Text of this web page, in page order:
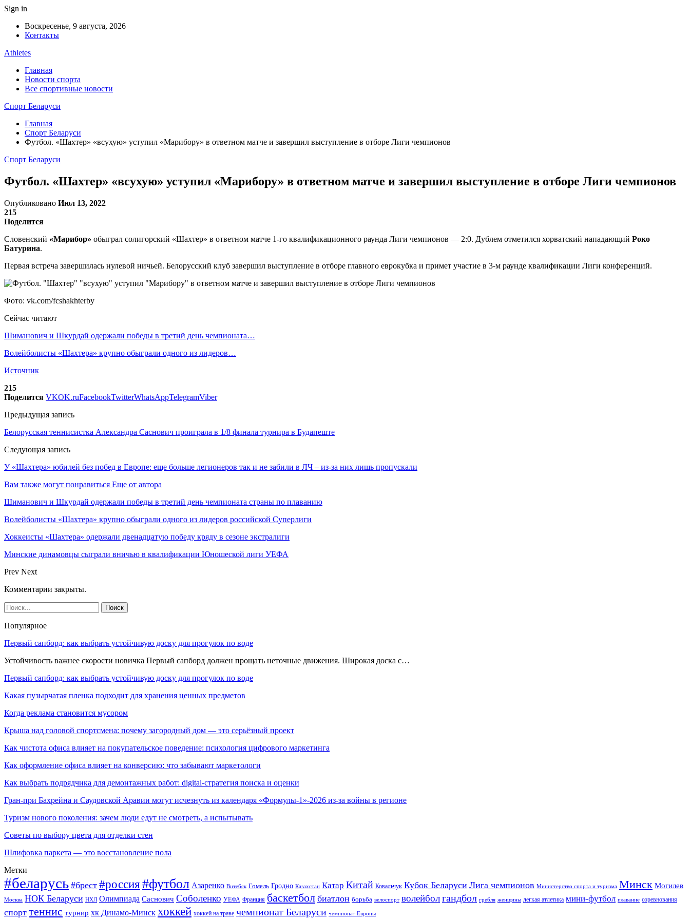
Sign in
Воскресенье, 9 августа, 2026
Контакты
Athletes
Главная
Новости спорта
Все спортивные новости
Спорт Беларуси
Главная
Спорт Беларуси
Футбол. «Шахтер» «всухую» уступил «Марибору» в ответном матче и завершил выступление в отборе Лиги чемпионов
Спорт Беларуси
Футбол. «Шахтер» «всухую» уступил «Марибору» в ответном матче и завершил выступление в отборе Лиги чемпионов
Опубликовано Июл 13, 2022
215
Поделится
Словенский «Марибор» обыграл солигорский «Шахтер» в ответном матче 1-го квалификационного раунда Лиги чемпионов — 2:0. Дублем отметился хорватский нападающий Роко
Батурина.
Первая встреча завершилась нулевой ничьей. Белорусский клуб завершил выступление в отборе главного еврокубка и примет участие в 3-м раунде квалификации Лиги конференций.
Фото: vk.com/fcshakhterby
Сейчас читают
Шиманович и Шкурдай одержали победы в третий день чемпионата…
Волейболисты «Шахтера» крупно обыграли одного из лидеров…
Источник
215
Поделится VKOK.ruFacebookTwitterWhatsAppTelegramViber
Предыдущая запись
Белорусская теннисистка Александра Саснович проиграла в 1/8 финала турнира в Будапеште
Следующая запись
У «Шахтера» юбилей без побед в Европе: еще больше легионеров так и не забили в ЛЧ – из-за них лишь пропускали
Вам также могут понравиться Еще от автора
Шиманович и Шкурдай одержали победы в третий день чемпионата страны по плаванию
Волейболисты «Шахтера» крупно обыграли одного из лидеров российской Суперлиги
Хоккеисты «Шахтера» одержали двенадцатую победу кряду в сезоне экстралиги
Минские динамовцы сыграли вничью в квалификации Юношеской лиги УЕФА
Prev Next
Комментарии закрыты.
Популярное
Первый сапборд: как выбрать устойчивую доску для прогулок по воде
Устойчивость важнее скорости новичка Первый сапборд должен прощать неточные движения. Широкая доска с…
Первый сапборд: как выбрать устойчивую доску для прогулок по воде
Какая пузырчатая пленка подходит для хранения ценных предметов
Когда реклама становится мусором
Крыша над головой спортсмена: почему загородный дом — это серьёзный проект
Как чистота офиса влияет на покупательское поведение: психология цифрового маркетинга
Как оформление офиса влияет на конверсию: что забывают маркетологи
Как выбрать подрядчика для демонтажных работ: digital-стратегия поиска и оценки
Гран-при Бахрейна и Саудовской Аравии могут исчезнуть из календаря «Формулы-1»-2026 из-за войны в регионе
Туризм нового поколения: зачем люди едут не смотреть, а испытывать
Советы по выбору цвета для отделки стен
Шлифовка паркета — это восстановление пола
Метки
#беларусь #брест #россия#футбол Азаренко Витебск Гомель Гродно Казахстан Катар Китай Ковальчук Кубок Беларуси Лига чемпионов Министерство спорта и туризма Минск Могилев
Москва НОК Беларуси НХЛ Олимпиада Саснович Соболенко УЕФА Франция баскетбол биатлон борьба велоспорт волейболгандбол гребля женщины легкая атлетика мини-футбол плавание соревнования
спорт теннис турнир хк Динамо-Минск хоккей хоккей на траве чемпионат Беларуси чемпионат Европы